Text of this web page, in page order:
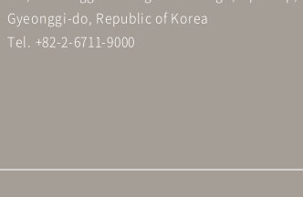
Gyeonggi-do, Republic of Korea
Tel. +82-2-6711-9000